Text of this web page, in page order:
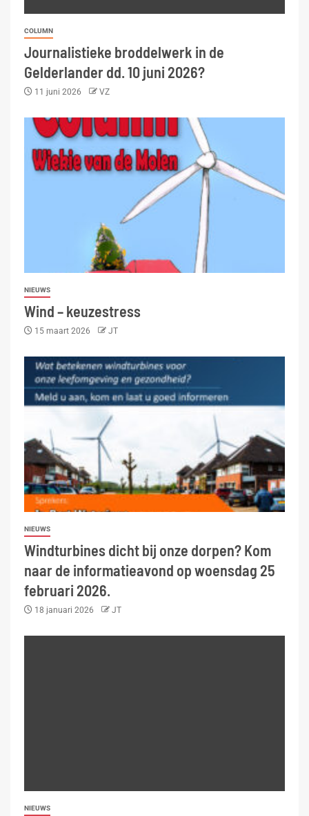
COLUMN
Journalistieke broddelwerk in de
Gelderlander dd. 10 juni 2026?
11 juni 2026 VZ
NIEUWS
Wind – keuzestress
15 maart 2026 JT
NIEUWS
Windturbines dicht bij onze dorpen? Kom
naar de informatieavond op woensdag 25
februari 2026.
18 januari 2026 JT
NIEUWS